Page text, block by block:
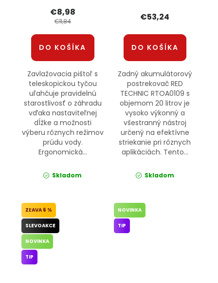
€8,98
€11,84
DO KOŠÍKA
Zavlažovacia pištoľ s
teleskopickou tyčou
uľahčuje pravidelnú
starostlivosť o záhradu
vďaka nastaviteľnej
dĺžke a možnosti
výberu rôznych režimov
prúdu vody.
Ergonomická...
Skladom
€53,24
DO KOŠÍKA
Zadný akumulátorový
postrekovač RED
TECHNIC RTOA0109 s
objemom 20 litrov je
vysoko výkonný a
všestranný nástroj
určený na efektívne
striekanie pri rôznych
aplikáciách. Tento...
Skladom
6 %
SLEVOAKCE
NOVINKA
TIP
NOVINKA
TIP